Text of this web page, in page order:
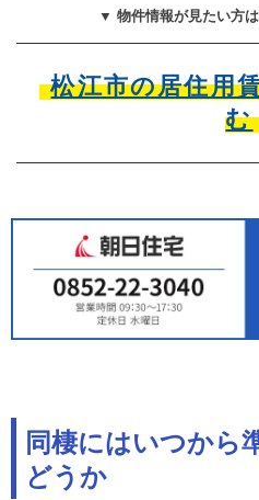
▼ 物件情報が見たい方
松江市の居住用
む
同棲にはいつから
どうか